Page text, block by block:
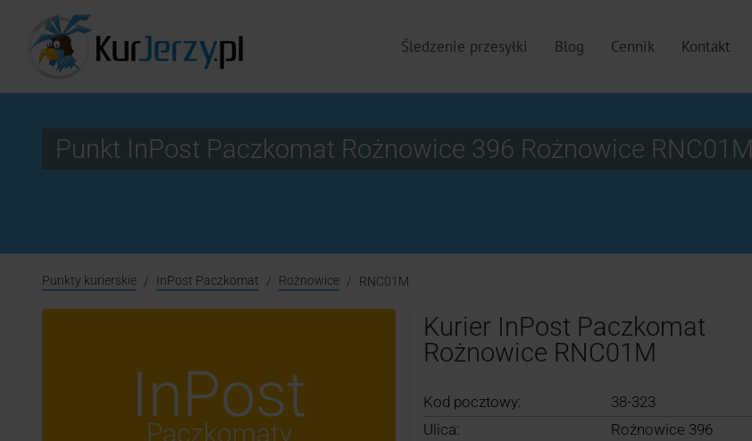
Śledzenie przesyłki Blog Cennik Kontakt
Punkt InPost Paczkomat Rożnowice 396 Rożnowice RNC01M
Punkty kurierskie InPost Paczkomat Rożnowice RNC01M
InPost
Paczkomaty
Kurier InPost Paczkomat
Rożnowice RNC01M
Kod pocztowy:
38-323
Ulica:
Rożnowice 396